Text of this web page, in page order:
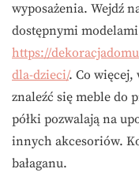
wyposażenia. Wejdź
dostępnymi
https://
dla-dzieci/. Co więcej,
znaleźć się meble do
półki pozwalają na
innych akcesoriów.
bałaganu.